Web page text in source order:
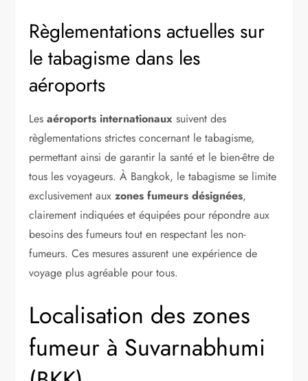
Règlementations actuelles sur
le tabagisme dans les
aéroports
Lesaéroports internationaux suivent des
règlementations strictes concernant le tabagisme,
permettant ainsi de garantir la santé et le bien-être de
tous les voyageurs. À Bangkok, le tabagisme se limite
exclusivement auxzones fumeurs désignées,
clairement indiquées et équipées pour répondre aux
besoins des fumeurs tout en respectant les non-
fumeurs. Ces mesures assurent une expérience de
voyage plus agréable pour tous.
Localisation des zones
fumeur à Suvarnabhumi